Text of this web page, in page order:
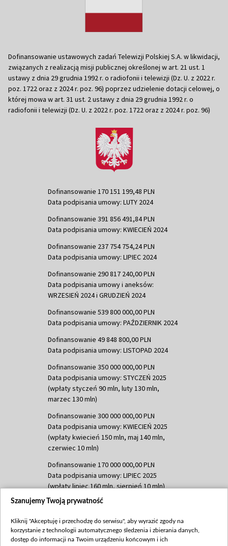
Dofinansowanie ustawowych zadań Telewizji Polskiej S.A. w likwidacji,
związanych z realizacją misji publicznej określonej w art. 21 ust. 1
ustawy z dnia 29 grudnia 1992 r. o radiofonii i telewizji (Dz. U. z 2022 r.
poz. 1722 oraz z 2024 r. poz. 96) poprzez udzielenie dotacji celowej, o
której mowa w art. 31 ust. 2 ustawy z dnia 29 grudnia 1992 r. o
radiofonii i telewizji (Dz. U. z 2022 r. poz. 1722 oraz z 2024 r. poz. 96)
Dofinansowanie 170 151 199,48 PLN
Data podpisania umowy: LUTY 2024
Dofinansowanie 391 856 491,84 PLN
Data podpisania umowy: KWIECIEŃ 2024
Dofinansowanie 237 754 754,24 PLN
Data podpisania umowy: LIPIEC 2024
Dofinansowanie 290 817 240,00 PLN
Data podpisania umowy i aneksów:
WRZESIEŃ 2024 i GRUDZIEŃ 2024
Dofinansowanie 539 800 000,00 PLN
Data podpisania umowy: PAŹDZIERNIK 2024
Dofinansowanie 49 848 800,00 PLN
Data podpisania umowy: LISTOPAD 2024
Dofinansowanie 350 000 000,00 PLN
Data podpisania umowy: STYCZEŃ 2025
(wpłaty styczeń 90 mln, luty 130 mln,
marzec 130 mln)
Dofinansowanie 300 000 000,00 PLN
Data podpisania umowy: KWIECIEŃ 2025
(wpłaty kwiecień 150 mln, maj 140 mln,
czerwiec 10 mln)
Dofinansowanie 170 000 000,00 PLN
Data podpisania umowy: LIPIEC 2025
(wpłaty lipiec 160 mln, sierpień 10 mln)
Dofinansowanie 60 000 000,00 PLN
(wpłata wrzesień 60 mln)
Dofinansowanie 635 783 051,21 PLN
Szanujemy Twoją prywatność
Kliknij "Akceptuję i przechodzę do serwisu", aby wyrazić zgody na
korzystanie z technologii automatycznego śledzenia i zbierania danych,
dostęp do informacji na Twoim urządzeniu końcowym i ich